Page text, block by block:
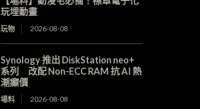
玩埋動畫
玩物 2026-08-08
Synology 推出 DiskStation neo+
系列 改配 Non-ECC RAM 抗 AI 熱
潮癲價
場料 2026-08-08